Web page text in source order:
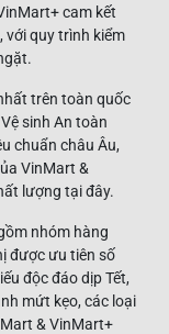
cam kết
với quy trình kiểm
trên toàn quốc
sinh An toàn
chuẩn châu Âu,
VinMart &
lượng tại đây.
nhóm hàng
được ưu tiên số
độc đáo dịp Tết,
mứt kẹo, các loại
& VinMart+